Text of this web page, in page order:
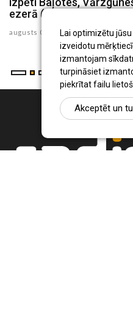
Lai optimizētu
izveidotu
izmantojam
turpināsiet
piekrītat failu
Akceptēt un
ezerā (FOTO)
augusts 07 , 2026